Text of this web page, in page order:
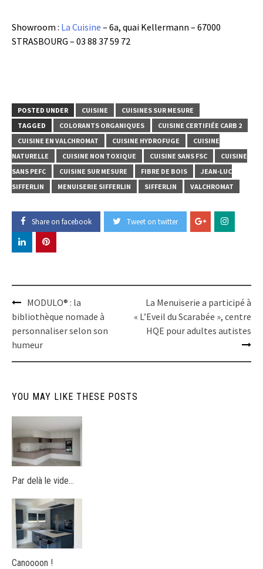
Showroom : La Cuisine – 6a, quai Kellermann – 67000
STRASBOURG – 03 88 37 59 72
POSTED UNDER CUISINE
CUISINES SUR MESURE
TAGGED
COLORANTS ORGANIQUES
CUISINE CERTIFIÉE CARB 2
CUISINE EN VALCHROMAT
CUISINE HYDROFUGE
CUISINE
NATURELLE
CUISINE NON TOXIQUE CUISINE SANS FSC
CUISINE
SANS PEFC
CUISINE SUR MESURE FIBRE DE BOIS
JEAN-LUC
SIFFERLIN
MENUISERIE SIFFERLIN SIFFERLIN VALCHROMAT
Share on facebook Tweet on twitter
Post
navigation
MODULO® : la
bibliothèque nomade à
personnaliser selon son
humeur
La Menuiserie a participé à
« L’Eveil du Scarabée », centre
HQE pour adultes autistes
YOU MAY LIKE THESE POSTS
Par delà le vide…
Canoooon !